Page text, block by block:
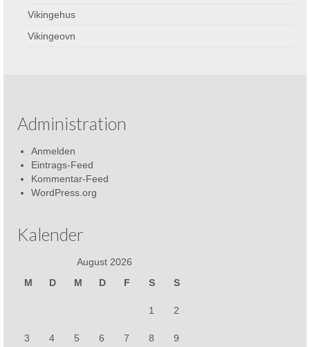
Vikingehus
Vikingeovn
Administration
Anmelden
Eintrags-Feed
Kommentar-Feed
WordPress.org
Kalender
August 2026
M
D M D F S S
1 2
3 4 5 6 7 8 9